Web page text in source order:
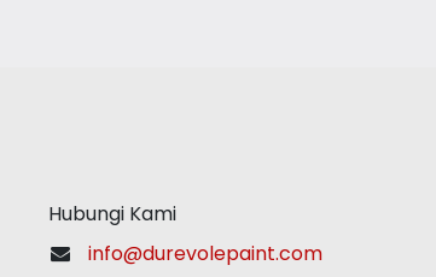
Hubungi Kami
info@durevolepaint.com